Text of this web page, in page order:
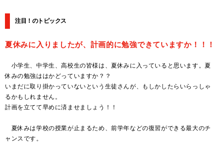
注目！のトピックス
夏休みに入りましたが、計画的に勉強できていますか！！！
小学生、中学生、高校生の皆様は、夏休みに入っていると思います。夏
休みの勉強ははかどっていますか？？
いまだに取り掛かっていないという生徒さんが、もしかしたらいらっしゃ
るかもしれません。
計画を立てて早めに済ませましょう！！
夏休みは学校の授業が止まるため、前学年などの復習ができる最大のチ
ャンスです。